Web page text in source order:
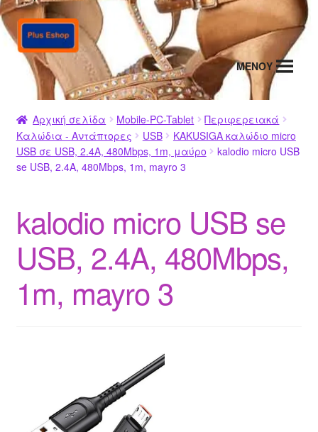
Απευθείας
μετάβαση
στην
πλοήγηση
Μετάβαση
σε
περιεχόμενο
MENΟΥ
Αρχική σελίδα Mobile-PC-Tablet
Περιφερειακά
Καλώδια - Αντάπτορες
USB
KAKUSIGA καλώδιο micro
USB σε USB, 2.4A, 480Mbps, 1m, μαύρο
kalodio micro USB
se USB, 2.4A, 480Mbps, 1m, mayro 3
kalodio micro USB se
USB, 2.4A, 480Mbps,
1m, mayro 3